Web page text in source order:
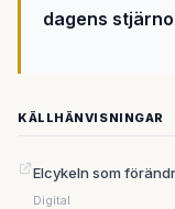
dagens
KÄLLHÄNVISNINGAR
Elcykeln som
Digital